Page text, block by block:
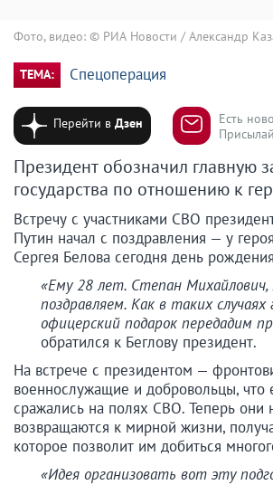
Фото, видео: © РИА Новости / Александр
ТЕМА: Спецоперация
Перейти вДзен
Есть
Президент обозначил главную
государства по отношению к
Встречу с участниками СВО
Путин начал с поздравления — у
Сергея Белова сегодня день рождения
«Ему 28 лет. Степан Михайлович,
поздравляем. Как в таких случаях
офицерский подарок передадим
обратился к Беглову президент.
На встрече с президентом —
военнослужащие и добровольцы, что
сражались на полях СВО. Теперь они
возвращаются к мирной жизни,
которое позволит им добиться
«Идея организовать вот эту